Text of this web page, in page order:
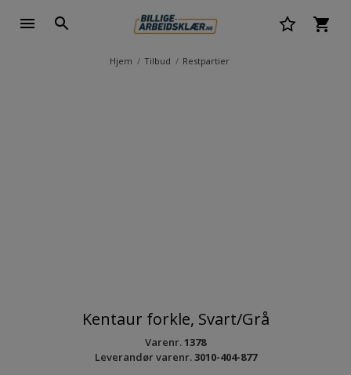
Hjem Tilbud Restpartier
Kentaur forkle, Svart/Grå
Varenr.1378
Leverandør varenr.3010-404-877